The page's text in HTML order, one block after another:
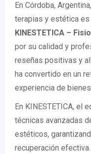
En Córdoba,
terapias y estética es
KINESTETICA –
por su calidad y
reseñas positivas y
ha convertido en un
experiencia de
En KINESTETICA, el
técnicas avanzadas
estéticos,
recuperación